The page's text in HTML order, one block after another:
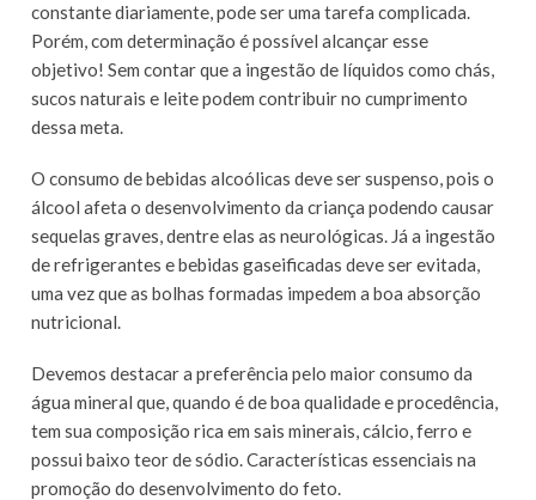
constante diariamente, pode ser uma tarefa complicada.
Porém, com determinação é possível alcançar esse
objetivo! Sem contar que a ingestão de líquidos como chás,
sucos naturais e leite podem contribuir no cumprimento
dessa meta.
O consumo de bebidas alcoólicas deve ser suspenso, pois o
álcool afeta o desenvolvimento da criança podendo causar
sequelas graves, dentre elas as neurológicas. Já a ingestão
de refrigerantes e bebidas gaseificadas deve ser evitada,
uma vez que as bolhas formadas impedem a boa absorção
nutricional.
Devemos destacar a preferência pelo maior consumo da
água mineral que, quando é de boa qualidade e procedência,
tem sua composição rica em sais minerais, cálcio, ferro e
possui baixo teor de sódio. Características essenciais na
promoção do desenvolvimento do feto.